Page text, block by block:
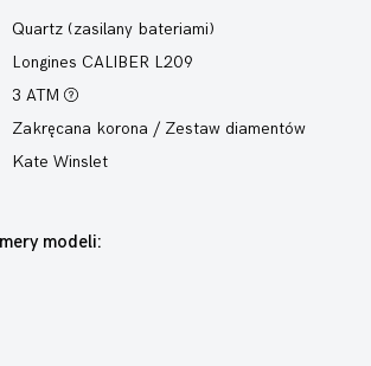
Quartz (zasilany bateriami)
Longines CALIBER L209
3 ATM
Zakręcana korona / Zestaw diamentów
Kate Winslet
modeli: